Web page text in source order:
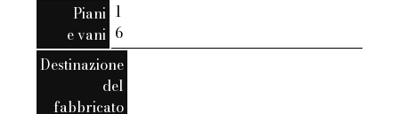
Piani
e vani
1
6
Destinazione
del
fabbricato